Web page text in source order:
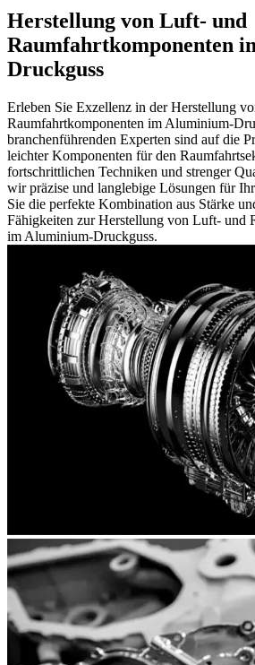
Herstellung von Luft- und
Raumfahrtkomponenten
Druckguss
Erleben Sie Exzellenz in der Herstellung
Raumfahrtkomponenten im Aluminium-
branchenführenden Experten sind auf die
leichter Komponenten für den
fortschrittlichen Techniken und strenger
wir präzise und langlebige Lösungen für
Sie die perfekte Kombination aus Stärke
Fähigkeiten zur Herstellung von Luft- und
im Aluminium-Druckguss.